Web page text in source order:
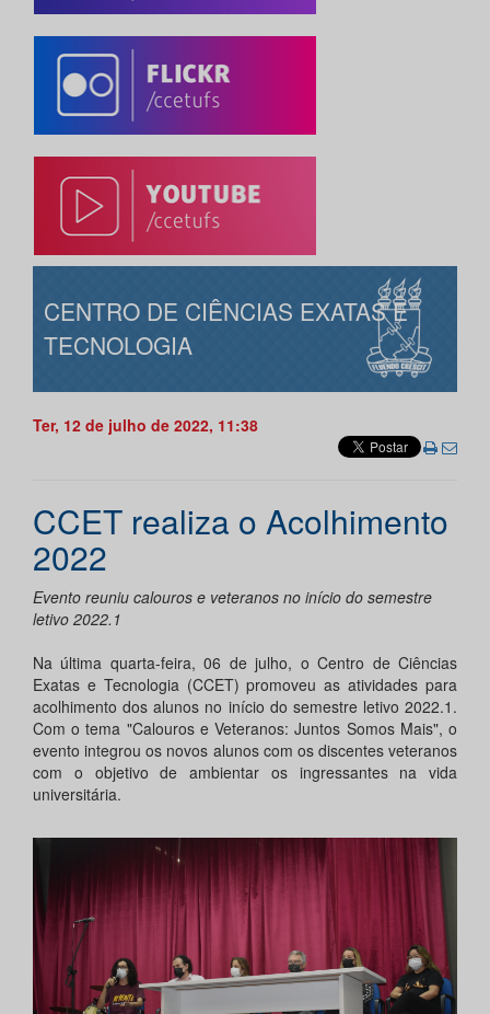
CENTRO DE CIÊNCIAS EXATAS E
TECNOLOGIA
Ter, 12 de julho de 2022, 11:38
CCET realiza o Acolhimento
2022
Evento reuniu calouros e veteranos no início do semestre
letivo 2022.1
Na última quarta-feira, 06 de julho, o Centro de Ciências
Exatas e Tecnologia (CCET) promoveu as atividades para
acolhimento dos alunos no início do semestre letivo 2022.1.
Com o tema "Calouros e Veteranos: Juntos Somos Mais", o
evento integrou os novos alunos com os discentes veteranos
com o objetivo de ambientar os ingressantes na vida
universitária.